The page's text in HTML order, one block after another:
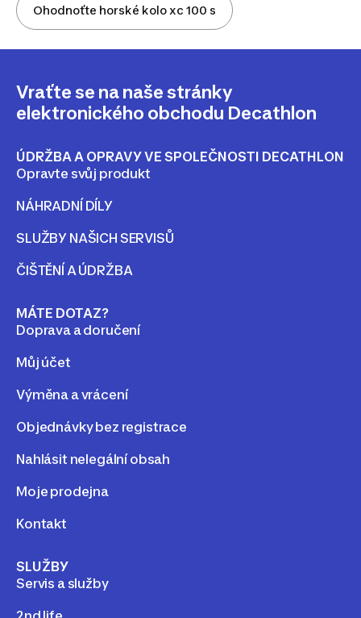
Ohodnoťte horské kolo xc 100 s
Vraťte se na naše stránky
elektronického obchodu Decathlon
ÚDRŽBA A OPRAVY VE SPOLEČNOSTI DECATHLON
Opravte svůj produkt
NÁHRADNÍ DÍLY
SLUŽBY NAŠICH SERVISŮ
ČIŠTĚNÍ A ÚDRŽBA
MÁTE DOTAZ?
Doprava a doručení
Můj účet
Výměna a vrácení
Objednávky bez registrace
Nahlásit nelegální obsah
Moje prodejna
Kontakt
SLUŽBY
Servis a služby